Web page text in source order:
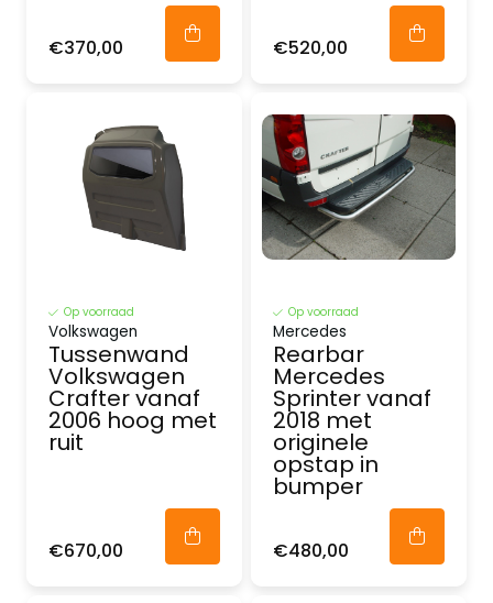
€370,00 €520,00
Op voorraad
Volkswagen
Tussenwand
Volkswagen
Crafter vanaf
2006 hoog met
ruit
€670,00
Op voorraad
Mercedes
Rearbar
Mercedes
Sprinter vanaf
2018 met
originele
opstap in
bumper
€480,00